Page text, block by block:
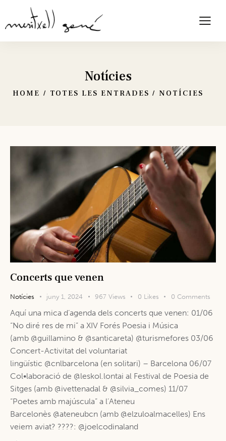
Notícies
HOME TOTES LES ENTRADES NOTÍCIES
Concerts que venen
Notícies juny 1, 2024 967 Views 0 Likes 0 Comments
Aquí una mica d’agenda dels concerts que venen: 01/06
“No diré res de mi” a XIV Forés Poesia i Música
(amb @guillamino & @santicareta) @turismefores 03/06
Concert-Activitat del voluntariat
lingüístic @cnlbarcelona (en solitari) – Barcelona 06/07
Col•laboració de @leskol.lontai al Festival de Poesia de
Sitges (amb @ivettenadal & @silvia_comes) 11/07
“Poetes amb majúscula” a l’Ateneu
Barcelonès @ateneubcn (amb @elzuloalmacelles) Ens
veiem aviat? ????: @joelcodinaland